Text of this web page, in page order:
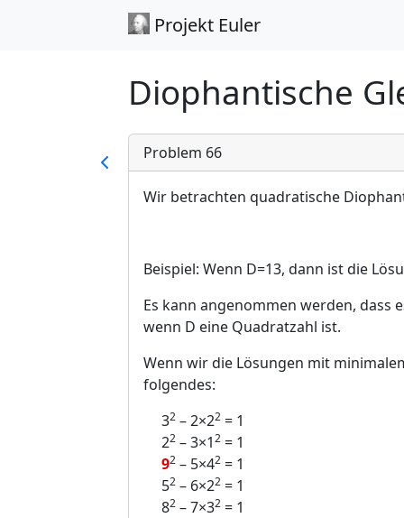
Projekt Euler
Diophantische
Problem 66
Wir betrachten quadratische
Beispiel: Wenn D=13, dann ist die
Es kann angenommen werden, dass
wenn D eine Quadratzahl ist.
Wenn wir die Lösungen mit
folgendes:
32 – 2×22 = 1
22 – 3×12 = 1
92 – 5×42 = 1
52 – 6×22 = 1
82 – 7×32 = 1